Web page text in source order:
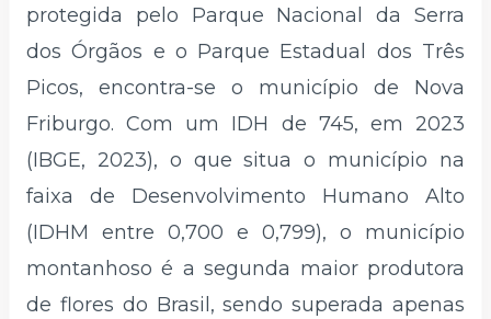
protegida pelo Parque Nacional da Serra
dos Órgãos e o Parque Estadual dos Três
Picos, encontra-se o município de Nova
Friburgo. Com um IDH de 745, em 2023
(IBGE, 2023), o que situa o município na
faixa de Desenvolvimento Humano Alto
(IDHM entre 0,700 e 0,799), o município
montanhoso é a segunda maior produtora
de flores do Brasil, sendo superada apenas